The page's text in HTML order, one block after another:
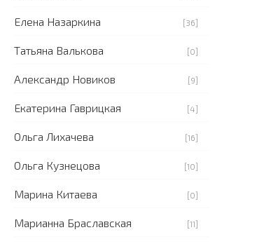
Елена Назаркина [36]
Татьяна Валькова [0]
Александр Новиков [9]
Екатерина Гаврицкая [4]
Ольга Лихачева [16]
Ольга Кузнецова [10]
Марина Китаева [0]
Марианна Браславская [11]